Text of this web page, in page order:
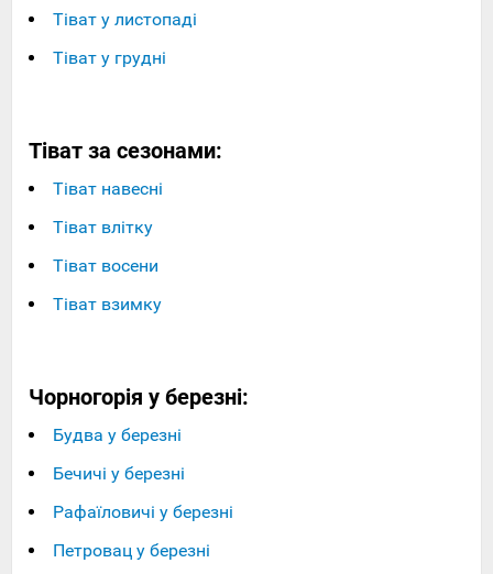
Тіват у листопаді
Тіват у грудні
Тіват за сезонами:
Тіват навесні
Тіват влітку
Тіват восени
Тіват взимку
Чорногорія у березні:
Будва у березні
Бечичі у березні
Рафаїловичі у березні
Петровац у березні